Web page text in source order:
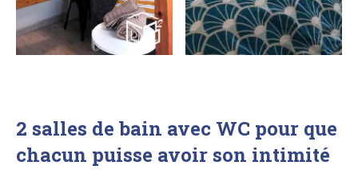
2 salles de bain avec WC pour que
chacun puisse avoir son intimité